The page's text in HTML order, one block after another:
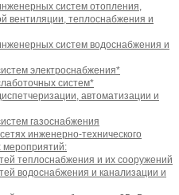
систем отопления,
вентиляции, теплоснабжения и
систем водоснабжения и
электроснабжения*
систем*
автоматизации и
газоснабжения
инженерно-технического
мероприятий:
теплоснабжения и их сооружений
водоснабжения и канализации и